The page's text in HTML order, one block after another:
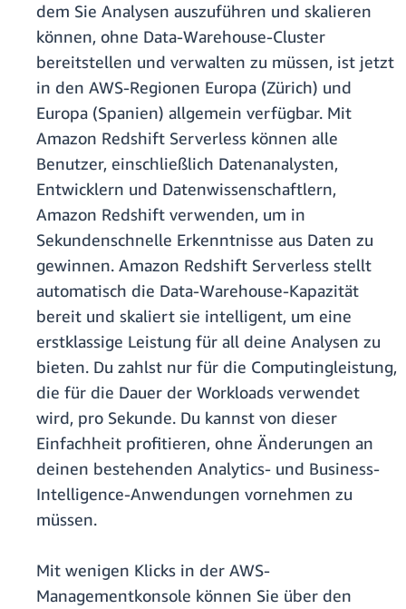
dem Sie Analysen auszuführen und skalieren
können, ohne Data-Warehouse-Cluster
bereitstellen und verwalten zu müssen, ist jetzt
in den AWS-Regionen Europa (Zürich) und
Europa (Spanien) allgemein verfügbar. Mit
Amazon Redshift Serverless können alle
Benutzer, einschließlich Datenanalysten,
Entwicklern und Datenwissenschaftlern,
Amazon Redshift verwenden, um in
Sekundenschnelle Erkenntnisse aus Daten zu
gewinnen. Amazon Redshift Serverless stellt
automatisch die Data-Warehouse-Kapazität
bereit und skaliert sie intelligent, um eine
erstklassige Leistung für all deine Analysen zu
bieten. Du zahlst nur für die Computingleistung,
die für die Dauer der Workloads verwendet
wird, pro Sekunde. Du kannst von dieser
Einfachheit profitieren, ohne Änderungen an
deinen bestehenden Analytics- und Business-
Intelligence-Anwendungen vornehmen zu
müssen.
Mit wenigen Klicks in der AWS-
Managementkonsole können Sie über den